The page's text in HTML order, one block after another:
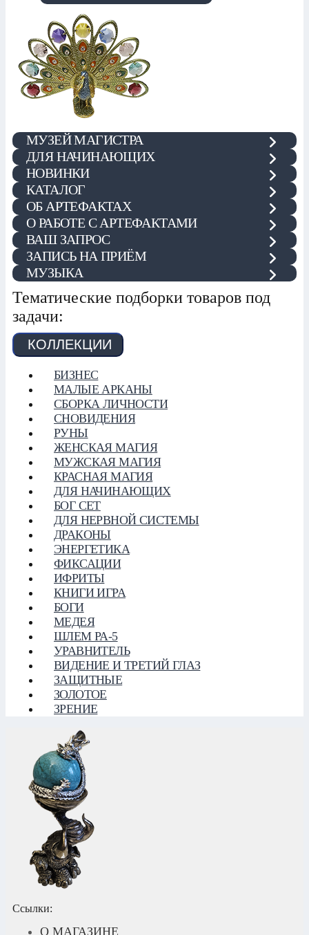
МУЗЕЙ МАГИСТРА
ДЛЯ НАЧИНАЮЩИХ
НОВИНКИ
КАТАЛОГ
ОБ АРТЕФАКТАХ
О РАБОТЕ С АРТЕФАКТАМИ
ВАШ ЗАПРОС
ЗАПИСЬ НА ПРИЁМ
МУЗЫКА
Тематические подборки товаров под
задачи:
КОЛЛЕКЦИИ
БИЗНЕС
МАЛЫЕ АРКАНЫ
СБОРКА ЛИЧНОСТИ
СНОВИДЕНИЯ
РУНЫ
ЖЕНСКАЯ МАГИЯ
МУЖСКАЯ МАГИЯ
КРАСНАЯ МАГИЯ
ДЛЯ НАЧИНАЮЩИХ
БОГ СЕТ
ДЛЯ НЕРВНОЙ СИСТЕМЫ
ДРАКОНЫ
ЭНЕРГЕТИКА
ФИКСАЦИИ
ИФРИТЫ
КНИГИ ИГРА
БОГИ
МЕДЕЯ
ШЛЕМ РА-5
УРАВНИТЕЛЬ
ВИДЕНИЕ И ТРЕТИЙ ГЛАЗ
ЗАЩИТНЫЕ
ЗОЛОТОЕ
ЗРЕНИЕ
Ссылки:
О МАГАЗИНЕ